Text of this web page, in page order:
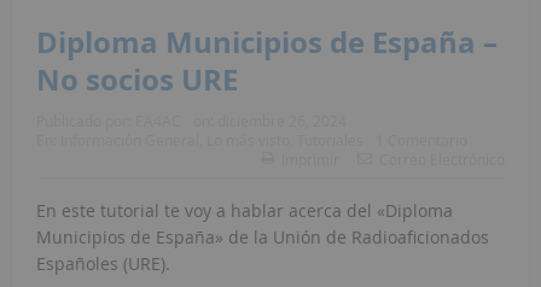
Diploma Municipios de España –
No socios URE
En este tutorial te voy a hablar acerca del «Diploma
Municipios de España» de la Unión de Radioaficionados
Españoles (URE).